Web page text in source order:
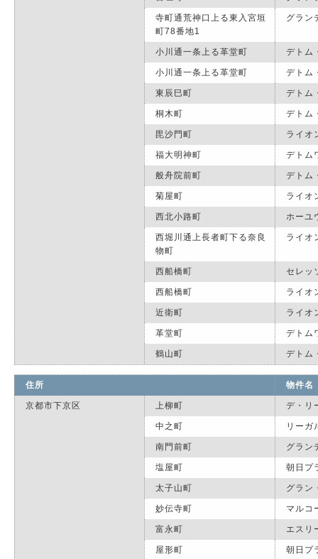
寺町通荒神口上る東入宮垣
町78番地1
グラン
小川通一条上る革堂町 デトム
小川通一条上る革堂町 デトム
東辰巳町 デトム
桐木町 デトム
毘沙門町 ライオ
福大明神町 デトム
般舟院前町 デトム
菊屋町 ライオ
西北小路町 ホーユ
西堀川通上長者町下る奈良
物町
ライオ
西船橋町 セレッ
西船橋町 ライオ
近衛町 ライオ
革堂町 デトム
鶴山町 デトム
住所 物件名
京都市下京区 上柳町 デ・リ
中之町 リーガ
南門前町 グラン
塩屋町 朝日プ
太子山町 グラン
妙伝寺町 マルコ
富永町 エスリ
屋形町 朝日プ